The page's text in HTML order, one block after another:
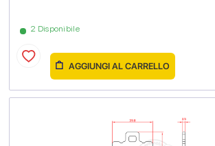
2 Disponibile
AGGIUNGI AL CARRELLO